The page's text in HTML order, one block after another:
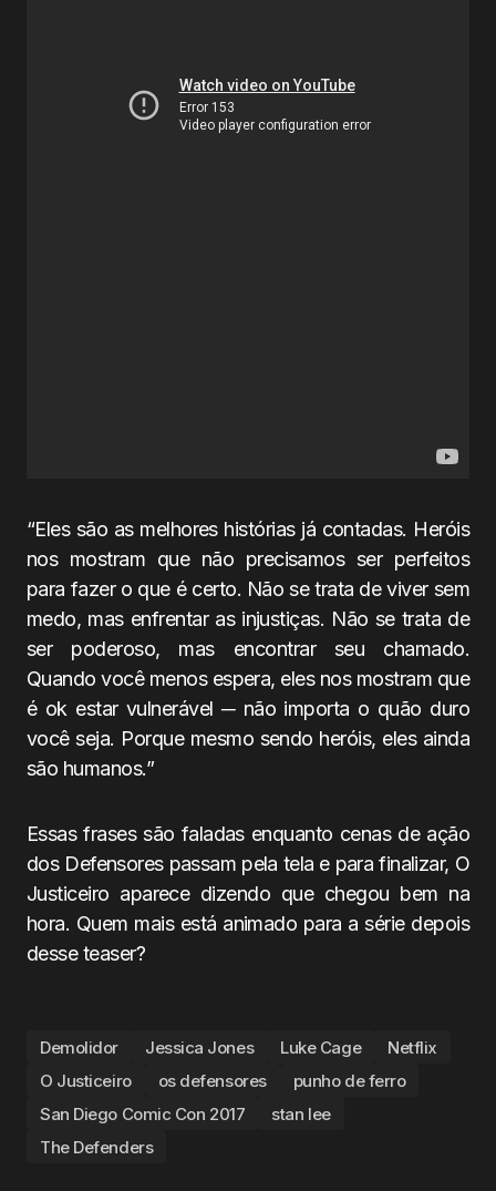
“Eles são as melhores histórias já contadas. Heróis
nos mostram que não precisamos ser perfeitos
para fazer o que é certo. Não se trata de viver sem
medo, mas enfrentar as injustiças. Não se trata de
ser poderoso, mas encontrar seu chamado.
Quando você menos espera, eles nos mostram que
é ok estar vulnerável ─ não importa o quão duro
você seja. Porque mesmo sendo heróis, eles ainda
são humanos.”
Essas frases são faladas enquanto cenas de ação
dos Defensores passam pela tela e para finalizar, O
Justiceiro aparece dizendo que chegou bem na
hora. Quem mais está animado para a série depois
desse teaser?
Demolidor Jessica Jones Luke Cage
Netflix
O Justiceiro
os defensores
punho de ferro
San Diego Comic Con 2017
stan lee
The Defenders